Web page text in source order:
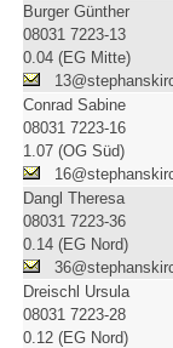
Burger Günther
08031 7223-13
0.04 (EG Mitte)
Conrad Sabine
08031 7223-16
1.07 (OG Süd)
Dangl Theresa
08031 7223-36
0.14 (EG Nord)
Dreischl Ursula
08031 7223-28
0.12 (EG Nord)